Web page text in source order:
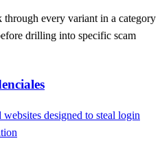
every variant in a category
drilling into specific scam
designed to steal login